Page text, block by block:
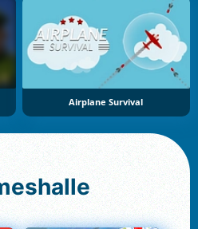
Airplane Survival